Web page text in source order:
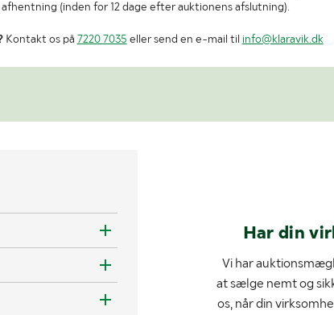
(inden for 12 dage efter auktionens afslutning).
Kontakt os på 7220 7035 eller send en e-mail til info@klaravik.dk
Har din
Vi har
at sælge nemt og
os, når din